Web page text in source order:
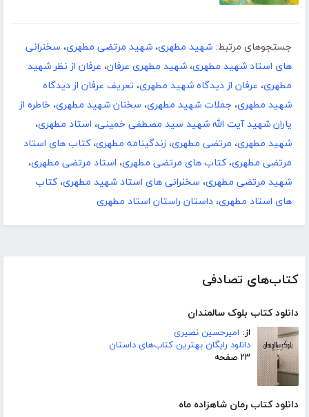
کتاب‌های تصادفی
دانلود کتاب بلوک سالمندان
از: امیرحسین نصیری
دانلود رایگان بهترین کتاب‌های داستان
۲۳ صفحه
دانلود کتاب رمان شاهزاده ماه
جستجوهای مرتبط: شهید مطهری، شهید مرتضی مطهری، سخنرانی
های استاد شهید مطهری، شهید مطهری عرفان، عرفان از نظر شهید
مطهری، عرفان از دیدگاه شهید مطهری، تعریف عرفان از دیدگاه
شهید مطهری، جملات شهید مطهری، سخنان شهید مطهری، خاطره از
یاران شهید آیت الله شهید سید مصطفی خمینی، استاد مطهری،
شهید مطهری، مرتضی مطهری، زندگینامه مطهری،کتاب های استاد
مرتضی مطهری،کتاب های مرتضی مطهری، استاد مرتضی مطهری،
شهید مرتضی مطهری، سخنرانی های استاد شهید مطهری،کتاب
های استاد مطهری، داستان راستان استاد مطهری